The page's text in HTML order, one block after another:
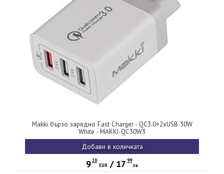
Makki бързо зарядно Fast Charger - QC3.0+2xUSB 30W
White - MAKKI-QC30W3
Добави в количката
920
EUR / 17 99
лв